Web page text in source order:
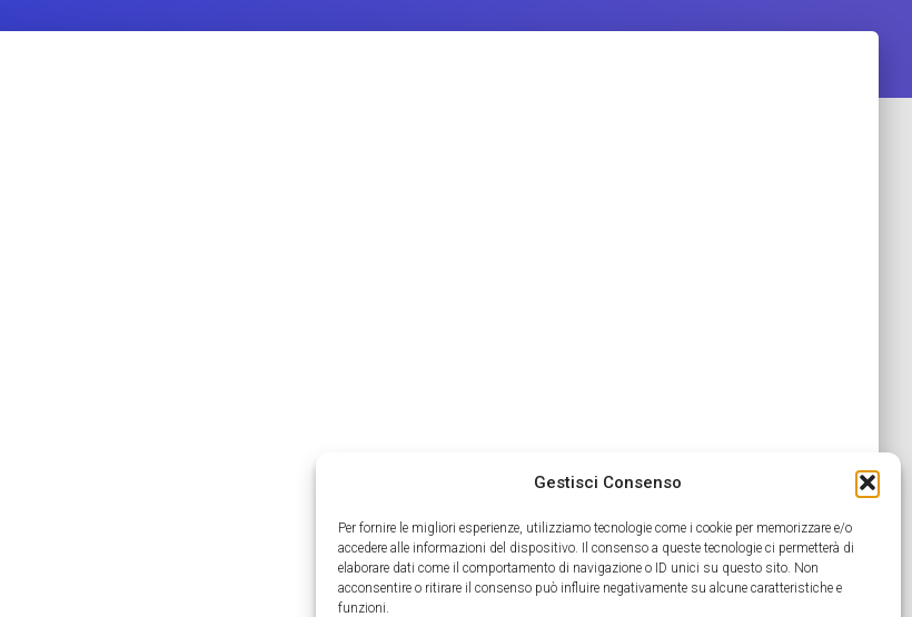
Gestisci Consenso
Per fornire le migliori esperienze, utilizziamo tecnologie come i cookie per memorizzare e/o
accedere alle informazioni del dispositivo. Il consenso a queste tecnologie ci permetterà di
elaborare dati come il comportamento di navigazione o ID unici su questo sito. Non
acconsentire o ritirare il consenso può influire negativamente su alcune caratteristiche e
funzioni.